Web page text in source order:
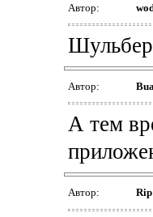
Автор:
Автор:
А тем
Автор: